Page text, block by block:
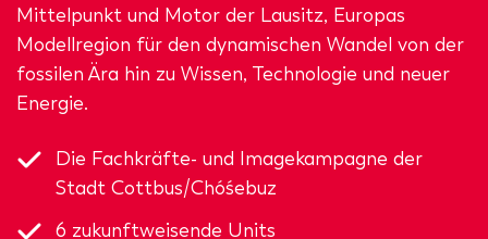
Mittelpunkt und Motor der Lausitz, Europas
Modellregion für den dynamischen Wandel von der
fossilen Ära hin zu Wissen, Technologie und neuer
Energie.
Die Fachkräfte- und Imagekampagne der
Stadt Cottbus/Chóśebuz
6 zukunftweisende Units